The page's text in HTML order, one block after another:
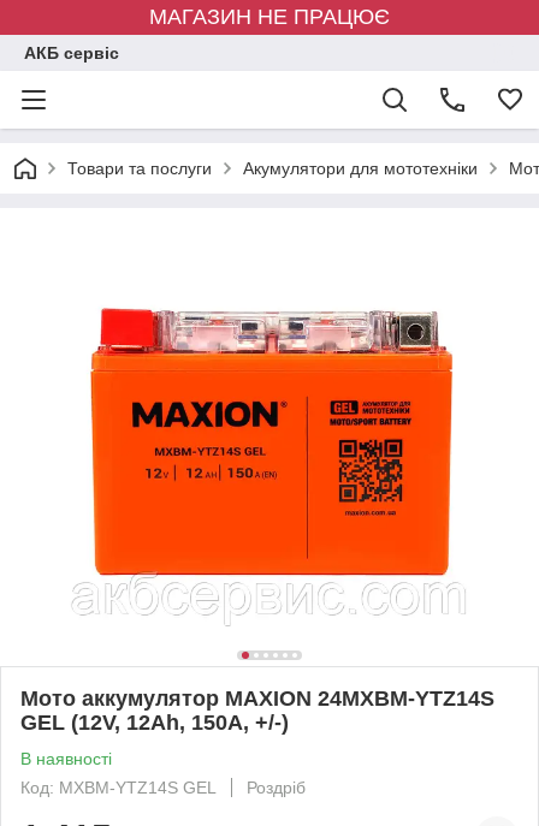
МАГАЗИН НЕ ПРАЦЮЄ
АКБ сервіс
Товари та послуги Акумулятори для мототехніки
Mото аккумулятор MAXION 24MXBM-YTZ14S
GEL (12V, 12Ah, 150A, +/-)
В наявності
Код: MXBM-YTZ14S GEL
Роздріб